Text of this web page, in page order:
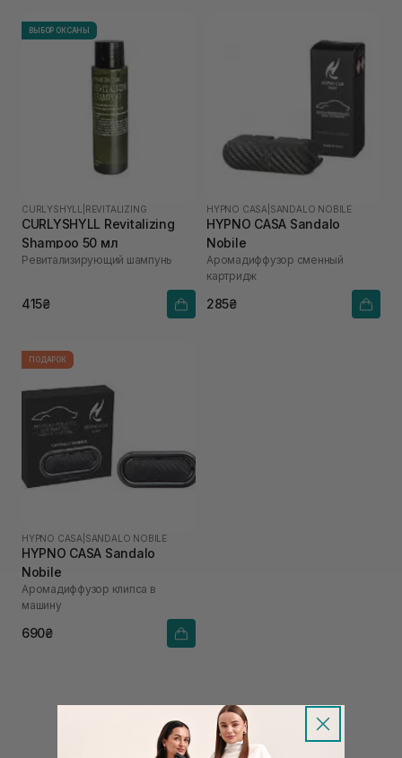
ВЫБОР ОКСАНЫ
CURLYSHYLL REVITALIZING
CURLYSHYLL Revitalizing
Shampoo 50 мл
Ревитализирующий шампунь
415₴
HYPNO CASA SANDALO NOBILE
HYPNO CASA Sandalo
Nobile
Аромадиффузор сменный
картридж
285₴
ПОДАРОК
HYPNO CASA SANDALO NOBILE
HYPNO CASA Sandalo
Nobile
Аромадиффузор клипса в
машину
690₴